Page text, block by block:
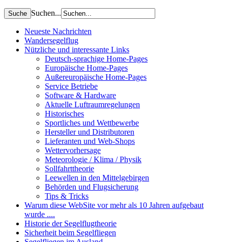
Suchen...
Neueste Nachrichten
Wandersegelflug
Nützliche und interessante Links
Deutsch-sprachige Home-Pages
Europäische Home-Pages
Außereuropäische Home-Pages
Service Betriebe
Software & Hardware
Aktuelle Luftraumregelungen
Historisches
Sportliches und Wettbewerbe
Hersteller und Distributoren
Lieferanten und Web-Shops
Wettervorhersage
Meteorologie / Klima / Physik
Sollfahrttheorie
Leewellen in den Mittelgebirgen
Behörden und Flugsicherung
Tips & Tricks
Warum diese WebSite vor mehr als 10 Jahren aufgebaut
wurde ....
Historie der Segelflugtheorie
Sicherheit beim Segelfliegen